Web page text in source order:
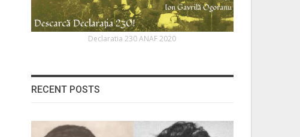
Declaratia 230 ANAF 2020
RECENT POSTS